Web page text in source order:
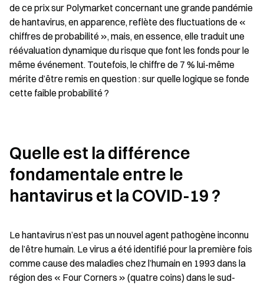
de ce prix sur Polymarket concernant une grande pandémie
de hantavirus, en apparence, reflète des fluctuations de «
chiffres de probabilité », mais, en essence, elle traduit une
réévaluation dynamique du risque que font les fonds pour le
même événement. Toutefois, le chiffre de 7 % lui-même
mérite d’être remis en question : sur quelle logique se fonde
cette faible probabilité ?
Quelle est la différence
fondamentale entre le
hantavirus et la COVID-19 ?
Le hantavirus n’est pas un nouvel agent pathogène inconnu
de l’être humain. Le virus a été identifié pour la première fois
comme cause des maladies chez l’humain en 1993 dans la
région des « Four Corners » (quatre coins) dans le sud-